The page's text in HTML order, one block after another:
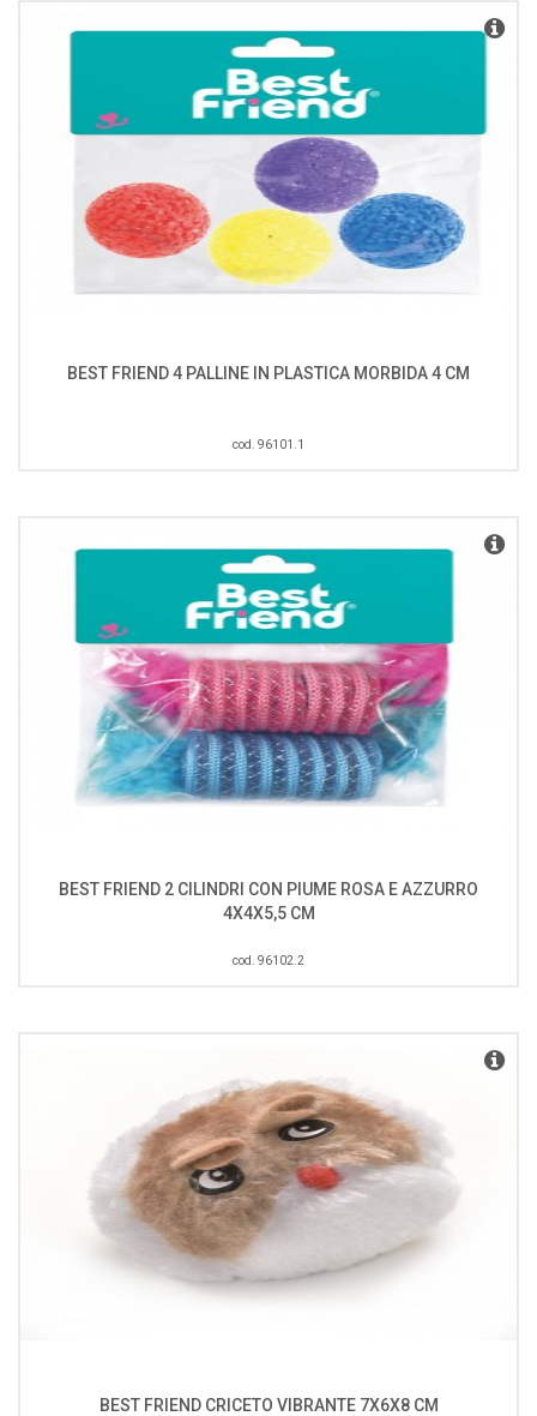
BEST FRIEND 4 PALLINE IN PLASTICA MORBIDA 4 CM
cod. 96101.1
BEST FRIEND 2 CILINDRI CON PIUME ROSA E AZZURRO
4X4X5,5 CM
cod. 96102.2
BEST FRIEND CRICETO VIBRANTE 7X6X8 CM